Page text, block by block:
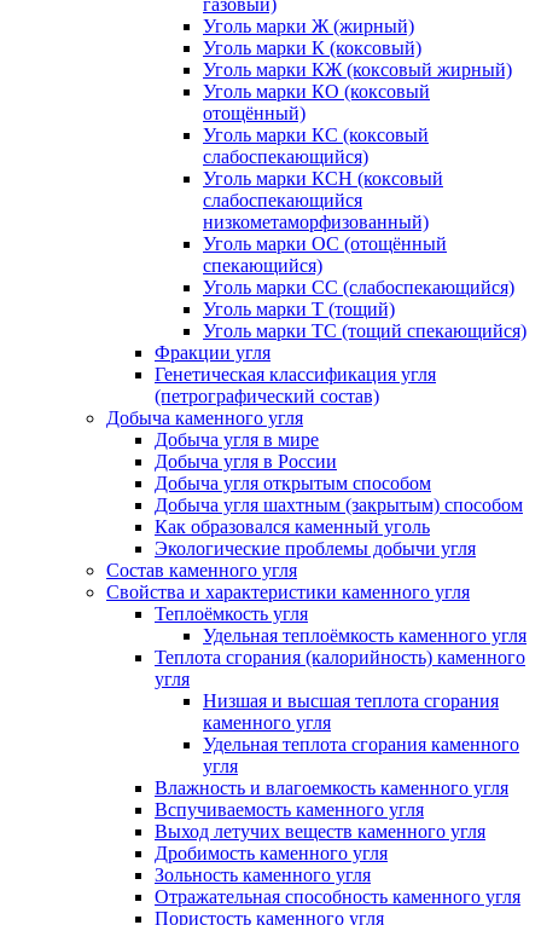
газовый)
Уголь марки Ж (жирный)
Уголь марки К (коксовый)
Уголь марки КЖ (коксовый жирный)
Уголь марки КО (коксовый
отощённый)
Уголь марки КС (коксовый
слабоспекающийся)
Уголь марки КСН (коксовый
слабоспекающийся
низкометаморфизованный)
Уголь марки ОС (отощённый
спекающийся)
Уголь марки СС (слабоспекающийся)
Уголь марки Т (тощий)
Уголь марки ТС (тощий спекающийся)
Фракции угля
Генетическая классификация угля
(петрографический состав)
Добыча каменного угля
Добыча угля в мире
Добыча угля в России
Добыча угля открытым способом
Добыча угля шахтным (закрытым) способом
Как образовался каменный уголь
Экологические проблемы добычи угля
Состав каменного угля
Свойства и характеристики каменного угля
Теплоёмкость угля
Удельная теплоёмкость каменного угля
Теплота сгорания (калорийность) каменного
угля
Низшая и высшая теплота сгорания
каменного угля
Удельная теплота сгорания каменного
угля
Влажность и влагоемкость каменного угля
Вспучиваемость каменного угля
Выход летучих веществ каменного угля
Дробимость каменного угля
Зольность каменного угля
Отражательная способность каменного угля
Пористость каменного угля